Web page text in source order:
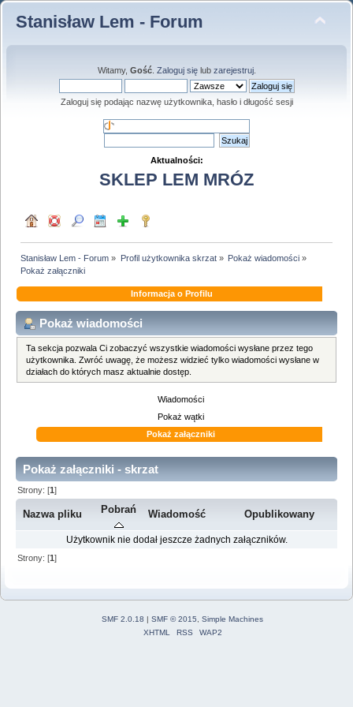
Stanisław Lem - Forum
Witamy, Gość. Zaloguj sięlub zarejestruj.
Zaloguj się podając nazwę użytkownika, hasło i długość sesji
Aktualności:
SKLEP LEM MRÓZ
Stanisław Lem - Forum » Profil użytkownika skrzat» Pokaż wiadomości»
Pokaż załączniki
Informacja o Profilu
Pokaż wiadomości
Ta sekcja pozwala Ci zobaczyć wszystkie wiadomości wysłane przez tego
użytkownika. Zwróć uwagę, że możesz widzieć tylko wiadomości wysłane w
działach do których masz aktualnie dostęp.
Wiadomości
Pokaż wątki
Pokaż załączniki
Pokaż załączniki - skrzat
Strony: [1]
Nazwa pliku Pobrań Wiadomość Opublikowany
Użytkownik nie dodał jeszcze żadnych załączników.
Strony: [1]
SMF 2.0.18 | SMF © 2015
Simple Machines
XHTML
RSS WAP2